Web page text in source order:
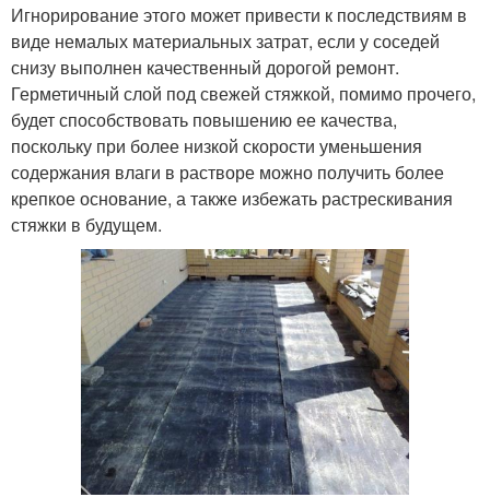
Игнорирование этого может привести к последствиям в
виде немалых материальных затрат, если у соседей
снизу выполнен качественный дорогой ремонт.
Герметичный слой под свежей стяжкой, помимо прочего,
будет способствовать повышению ее качества,
поскольку при более низкой скорости уменьшения
содержания влаги в растворе можно получить более
крепкое основание, а также избежать растрескивания
стяжки в будущем.